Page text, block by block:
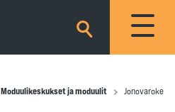
×
Moduulikeskukset ja moduulit
Jonovaroke